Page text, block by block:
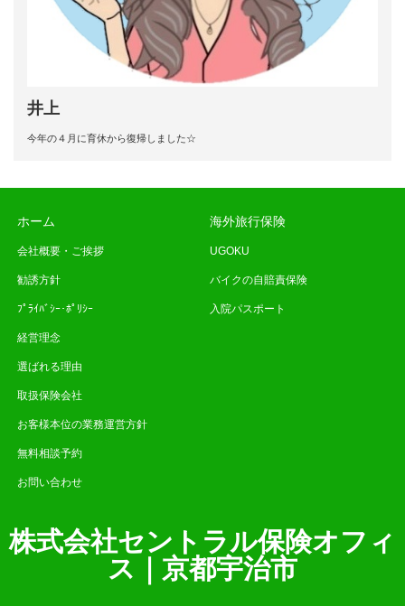
井上
今年の４月に育休から復帰しました☆
ホーム
会社概要・ご挨拶
勧誘方針
ﾌﾟﾗｲﾊﾞｼｰ･ﾎﾟﾘｼｰ
経営理念
選ばれる理由
取扱保険会社
お客様本位の業務運営方針
無料相談予約
お問い合わせ
海外旅行保険
UGOKU
バイクの自賠責保険
入院パスポート
株式会社セントラル保険オフィ
ス｜京都宇治市